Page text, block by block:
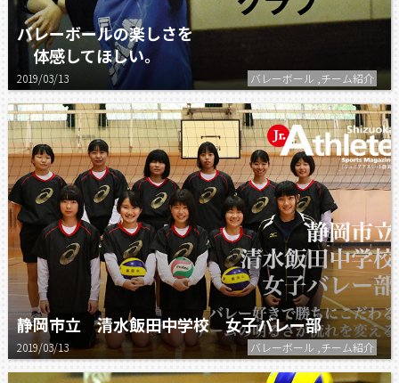
バレーボールの楽しさを
体感してほしい。
2019/03/13 バレーボール ,チーム紹介
静岡市立 清水飯田中学校 女子バレー部
2019/03/13 バレーボール ,チーム紹介